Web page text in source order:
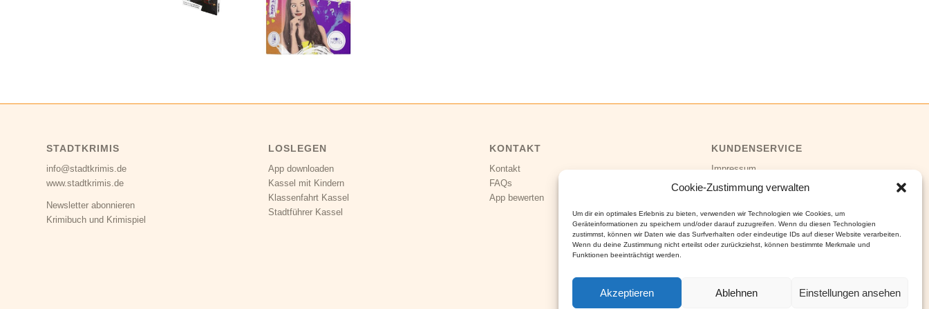
Cookie-Zustimmung verwalten
Um dir ein optimales Erlebnis zu bieten, verwenden wir Technologien wie Cookies, um
Geräteinformationen zu speichern und/oder darauf zuzugreifen. Wenn du diesen Technologien
zustimmst, können wir Daten wie das Surfverhalten oder eindeutige IDs auf dieser Website verarbeiten.
Wenn du deine Zustimmung nicht erteilst oder zurückziehst, können bestimmte Merkmale und
Funktionen beeinträchtigt werden.
Akzeptieren Ablehnen Einstellungen ansehen
STADTKRIMIS
info@stadtkrimis.de
www.stadtkrimis.de
Newsletter abonnieren
Krimibuch und Krimispiel
LOSLEGEN
App downloaden
Kassel mit Kindern
Klassenfahrt Kassel
Stadtführer Kassel
KONTAKT
Kontakt
FAQs
App bewerten
KUNDENSERVICE
Impressum
Datenschutz
Widerruf&Cookies